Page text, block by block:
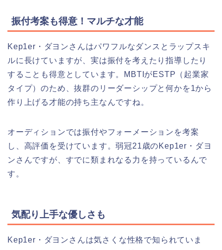
振付考案も得意！マルチな才能
Kep1er・ダヨンさんはパワフルなダンスとラップスキ
ルに長けていますが、実は振付を考えたり指導したり
することも得意としています。MBTIがESTP（起業家
タイプ）のため、抜群のリーダーシップと何かを1から
作り上げる才能の持ち主なんですね。
オーディションでは振付やフォーメーションを考案
し、高評価を受けています。弱冠21歳のKep1er・ダヨ
ンさんですが、すでに類まれなる力を持っているんで
す。
気配り上手な優しさも
Kep1er・ダヨンさんは気さくな性格で知られていま